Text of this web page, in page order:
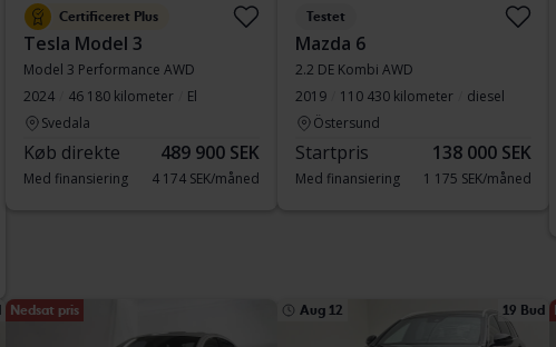
Certificeret Plus
Tesla Model 3
Model 3 Performance AWD
2024
46 180 kilometer
El
Svedala
Køb direkte 489 900 SEK
Med finansiering 4 174 SEK/måned
Testet
Mazda 6
2.2 DE Kombi AWD
2019
110 430 kilometer
diesel
Östersund
Startpris 138 000 SEK
Med finansiering 1 175 SEK/måned
Nedsat pris Aug 12 19 Bud